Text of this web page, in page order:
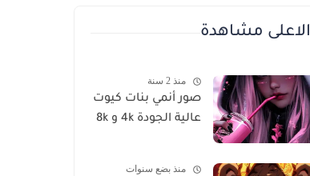
الاعلى مشاهدة
منذ 2 سنة
صور أنمي بنات كيوت
عالية الجودة 4k و 8k
منذ بضع سنوات